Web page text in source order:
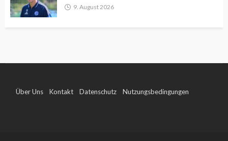
9. August 2026
Über Uns Kontakt Datenschutz Nutzungsbedingungen